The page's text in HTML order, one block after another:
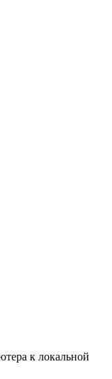
к локальной